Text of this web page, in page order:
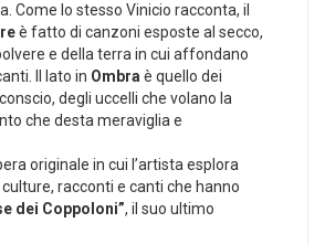
Come lo stesso Vinicio racconta, il
è fatto di canzoni esposte al secco,
e della terra in cui affondano
Il lato in Ombraè quello dei
degli uccelli che volano la
che desta meraviglia e
originale in cui l’artista esplora
racconti e canti che hanno
dei Coppoloni”, il suo ultimo